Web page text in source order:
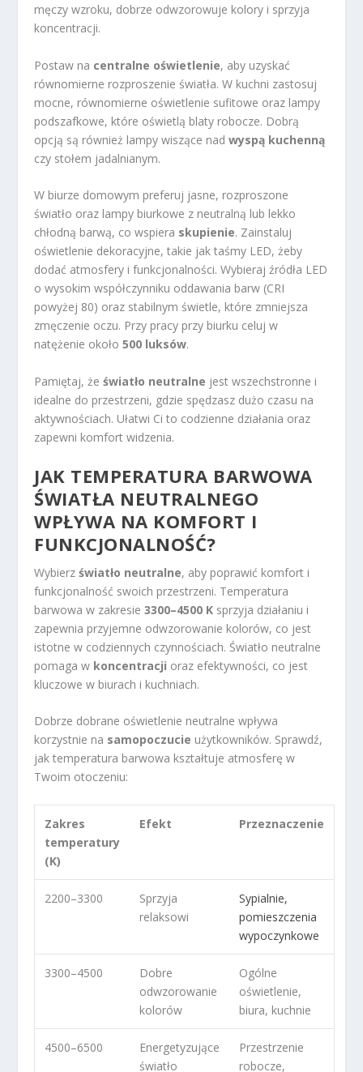
męczy wzroku, dobrze odwzorowuje kolory i sprzyja
koncentracji.
Postaw na centralne oświetlenie, aby uzyskać
równomierne rozproszenie światła. W kuchni zastosuj
mocne, równomierne oświetlenie sufitowe oraz lampy
podszafkowe, które oświetlą blaty robocze. Dobrą
opcją są również lampy wiszące nadwyspą kuchenną
czy stołem jadalnianym.
W biurze domowym preferuj jasne, rozproszone
światło oraz lampy biurkowe z neutralną lub lekko
chłodną barwą, co wspiera skupienie. Zainstaluj
oświetlenie dekoracyjne, takie jak taśmy LED, żeby
dodać atmosfery i funkcjonalności. Wybieraj źródła LED
o wysokim współczynniku oddawania barw (CRI
powyżej 80) oraz stabilnym świetle, które zmniejsza
zmęczenie oczu. Przy pracy przy biurku celuj w
natężenie około500 luksów.
Pamiętaj, żeświatło neutralne jest wszechstronne i
idealne do przestrzeni, gdzie spędzasz dużo czasu na
aktywnościach. Ułatwi Ci to codzienne działania oraz
zapewni komfort widzenia.
JAK TEMPERATURA BARWOWA
ŚWIATŁA NEUTRALNEGO
WPŁYWA NA KOMFORT I
FUNKCJONALNOŚĆ?
Wybierzświatło neutralne, aby poprawić komfort i
funkcjonalność swoich przestrzeni. Temperatura
barwowa w zakresie3300–4500 K sprzyja działaniu i
zapewnia przyjemne odwzorowanie kolorów, co jest
istotne w codziennych czynnościach. Światło neutralne
pomaga w koncentracji oraz efektywności, co jest
kluczowe w biurach i kuchniach.
Dobrze dobrane oświetlenie neutralne wpływa
korzystnie na samopoczucie użytkowników. Sprawdź,
jak temperatura barwowa kształtuje atmosferę w
Twoim otoczeniu:
Zakres
temperatury
(K)
Efekt Przeznaczenie
2200–3300
Sprzyja
relaksowi
Sypialnie,
pomieszczenia
wypoczynkowe
3300–4500
Dobre
odwzorowanie
kolorów
Ogólne
oświetlenie,
biura, kuchnie
4500–6500
Energetyzujące
światło
Przestrzenie
robocze,